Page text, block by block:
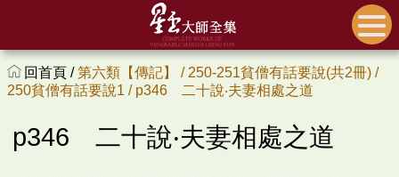
回首頁 /第六類【傳記】 / 250-251貧僧有話要說(共2冊) /
250貧僧有話要說1 / p346 二十說‧夫妻相處之道
p346 二十說‧夫妻相處之道